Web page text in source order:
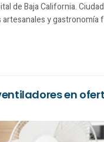
de Baja California.
y gastronomía
en